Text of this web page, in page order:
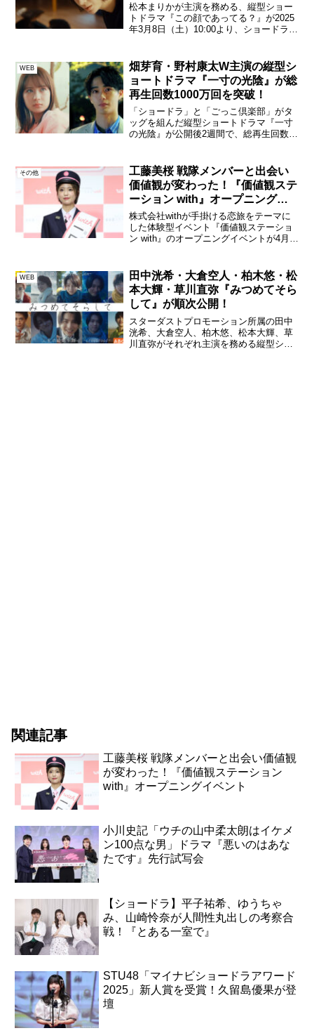
松本まりかが主演を務める、縦型ショー
トドラマ『この顔であってる？』が2025
年3月8日（土）10:00より、ショードラア
松本まりか『この顔であってる？』...
WEB
畑芽育・野村康太W主演の縦型シ
ョートドラマ『一寸の光陰』が総
再生回数1000万回を突破！
「ショードラ」と「ごっこ倶楽部」がタ
ッグを組んだ縦型ショートドラマ『一寸
の光陰』が公開後2週間で、総再生回数
版「一寸の光陰」は、8月30日・31日に
TikTok・I...
その他
工藤美桜 戦隊メンバーと出会い
価値観が変わった！『価値観ステ
ーション with』オープニングイ
ベント
株式会社withが手掛ける恋旅をテーマに
した体験型イベント『価値観ステーショ
ン with』のオープニングイベントが4月
君、女優の工藤美桜が駅長として登場し
た。なかやまき...
WEB
田中洸希・大倉空人・柏木悠・松
本大輝・草川直弥『みつめてそら
して』が順次公開！
スターダストプロモーション所属の田中
洸希、大倉空人、柏木悠、松本大輝、草
川直弥がそれぞれ主演を務める縦型ショ
関連記事
工藤美桜 戦隊メンバーと出会い価値観
が変わった！『価値観ステーション
with』オープニングイベント
小川史記「ウチの山中柔太朗はイケメ
ン100点な男」ドラマ『悪いのはあな
たです』先行試写会
【ショードラ】平子祐希、ゆうちゃ
み、山崎怜奈が人間性丸出しの考察合
戦！『とある一室で』
STU48「マイナビショードラアワード
2025」新人賞を受賞！久留島優果が登
壇